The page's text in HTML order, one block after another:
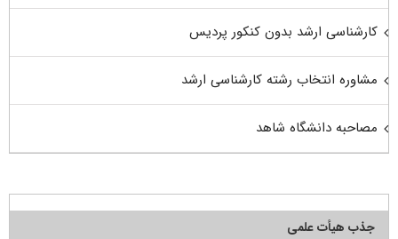
کارشناسی ارشد بدون کنکور پردیس
مشاوره انتخاب رشته کارشناسی ارشد
مصاحبه دانشگاه شاهد
جذب هیأت علمی